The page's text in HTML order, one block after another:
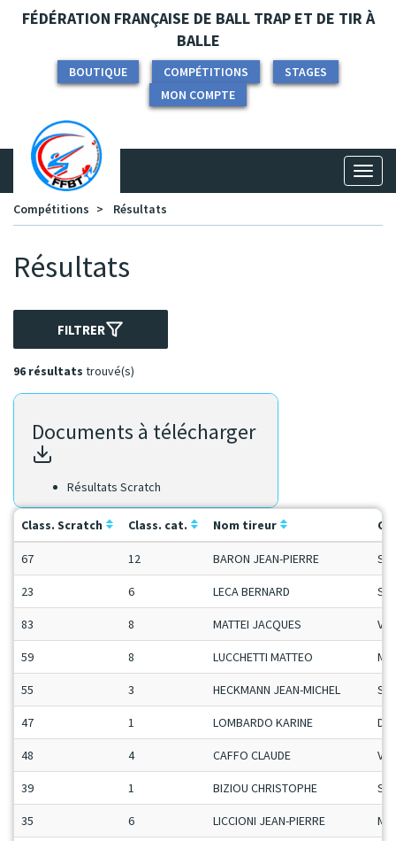
Panneau de gestion des cookies
FÉDÉRATION FRANÇAISE DE BALL TRAP ET DE TIR À
BALLE
BOUTIQUE COMPÉTITIONS
STAGES
MON COMPTE
Compétitions
Résultats
Résultats
FILTRER
96 résultats trouvé(s)
Documents à télécharger
Résultats Scratch
Class. Scratch Class. cat. Nom tireur
67 12 BARON JEAN-PIERRE
23 6 LECA BERNARD
83 8 MATTEI JACQUES Vet
59 8 LUCCHETTI MATTEO
55 3 HECKMANN JEAN-MICHEL
47 1 LOMBARDO KARINE
48 4 CAFFO CLAUDE Vet
39 1 BIZIOU CHRISTOPHE
35 6 LICCIONI JEAN-PIERRE